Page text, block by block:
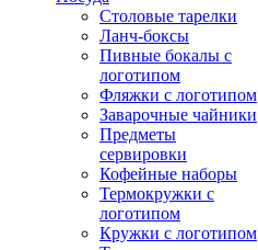
Столовые тарелки
Ланч-боксы
Пивные бокалы с
логотипом
Фляжки с логотипом
Заварочные чайники
Предметы
сервировки
Кофейные наборы
Термокружки с
логотипом
Кружки с логотипом